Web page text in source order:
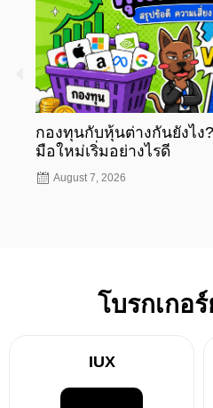
กองทุนกับหุ้นต่างกันยังไง
มือใหม่เริ่มอย่างไรดี
August 7, 2026
โบรกเกอ
IUX